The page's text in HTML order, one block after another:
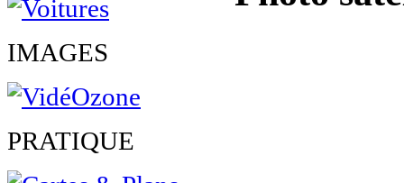
IMAGES
PRATIQUE